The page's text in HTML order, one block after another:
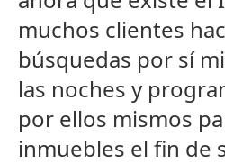
muchos clientes
búsquedas por sí
las noches y
por ellos mismos
inmuebles el fin de